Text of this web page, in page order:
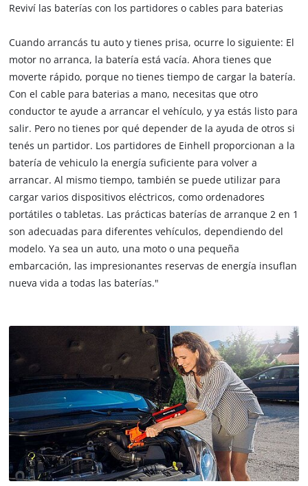
Reviví las baterías con los partidores o cables para baterias
Cuando arrancás tu auto y tienes prisa, ocurre lo siguiente: El
motor no arranca, la batería está vacía. Ahora tienes que
moverte rápido, porque no tienes tiempo de cargar la batería.
Con el cable para baterias a mano, necesitas que otro
conductor te ayude a arrancar el vehículo, y ya estás listo para
salir. Pero no tienes por qué depender de la ayuda de otros si
tenés un partidor. Los partidores de Einhell proporcionan a la
batería de vehiculo la energía suficiente para volver a
arrancar. Al mismo tiempo, también se puede utilizar para
cargar varios dispositivos eléctricos, como ordenadores
portátiles o tabletas. Las prácticas baterías de arranque 2 en 1
son adecuadas para diferentes vehículos, dependiendo del
modelo. Ya sea un auto, una moto o una pequeña
embarcación, las impresionantes reservas de energía insuflan
nueva vida a todas las baterías."